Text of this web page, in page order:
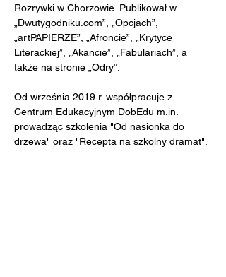
Rozrywki w Chorzowie. Publikował w
„Dwutygodniku.com”, „Opcjach”,
„artPAPIERZE”, „Afroncie”, „Krytyce
Literackiej”, „Akancie”, „Fabulariach”, a
także na stronie „Odry”.
Od września 2019 r. współpracuje z
Centrum Edukacyjnym DobEdu m.in.
prowadząc szkolenia "Od nasionka do
drzewa" oraz "Recepta na szkolny dramat".